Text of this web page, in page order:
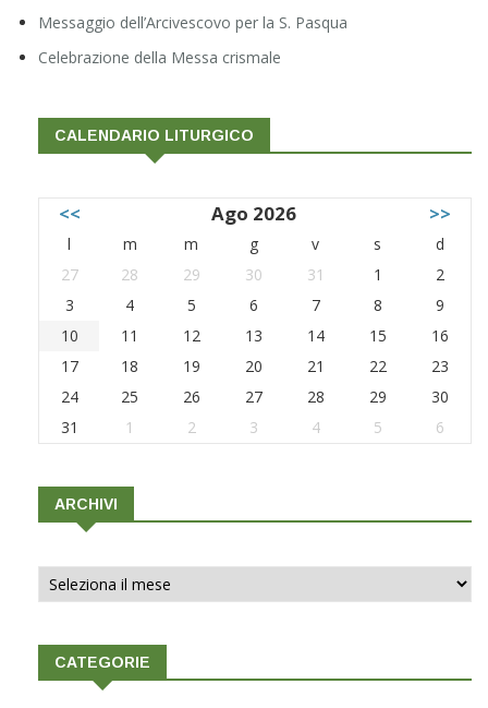
Messaggio dell’Arcivescovo per la S. Pasqua
Celebrazione della Messa crismale
CALENDARIO LITURGICO
<< Ago 2026 >>
l m m g v s
d
27
28 29 30 31 1
2
3
4 5 6 7 8
9
10
11 12 13 14 15
16
17
18 19 20 21 22
23
24
25 26 27 28 29
30
31
1 2 3 4 5 6
ARCHIVI
Archivi
CATEGORIE